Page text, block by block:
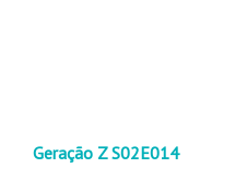
Geração Z S02E014